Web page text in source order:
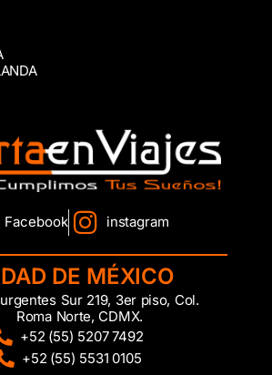
Facebook instagram
DE MÉXICO
Sur 219, 3er piso, Col.
Roma Norte, CDMX.
+52 (55) 5207 7492
+52 (55) 5531 0105